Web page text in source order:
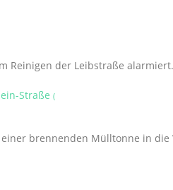
Reinigen der Leibstraße alarmiert.
Straße (
brennenden Mülltonne in